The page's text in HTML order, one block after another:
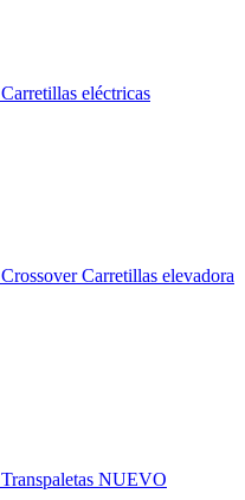
Carretillas eléctricas
Crossover Carretillas elevadora
Transpaletas NUEVO